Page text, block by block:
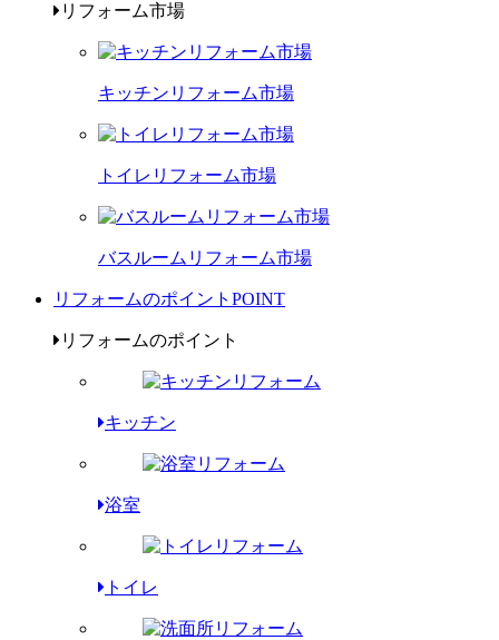
リフォーム市場
キッチンリフォーム市場
トイレリフォーム市場
バスルームリフォーム市場
リフォームのポイント POINT
リフォームのポイント
キッチン
浴室
トイレ